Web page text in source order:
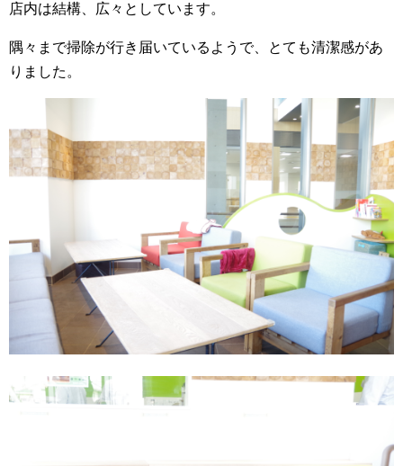
店内は結構、広々としています。
隅々まで掃除が行き届いているようで、とても清潔感があ
りました。